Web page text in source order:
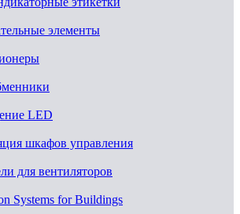
элементы
LED
шкафов управления
для вентиляторов
Systems for Buildings